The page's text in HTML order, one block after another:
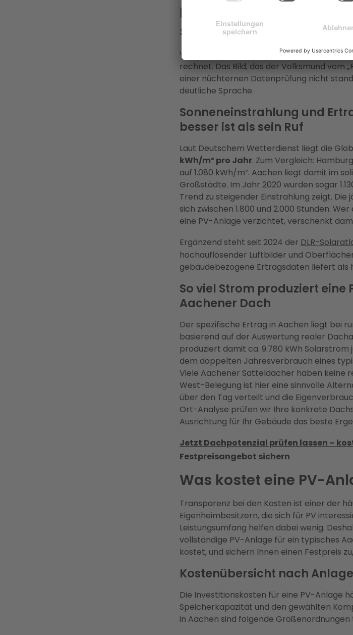
Lohnt sich Photovoltaik
sagen die Zahlen
Viele Aachener Eigenheimbesitzer
rechnet. Das Bild, das der Volksmund vom
einer nüchternen Datenprüfung nicht
deutliche Sprache.
Sonneneinstrahlung und
besser ist als sein Ruf
Laut Deutschem Wetterdienst liegt die
kWh/m² pro Jahr. Zum Vergleich:
auf 1.080 kWh/m². Aachen liegt damit im
Großstädte. Im Jahr 2020 wurden sogar
Trend zu steigender Einstrahlung zeigt.
sich zwischen 1.800 und 2.000 Stunden.
eine PV-Anlage verzichtet, verschenkt
Ergänzend steht seit 2024 der DLR-
hochauflösender Luftbilder und
gebäudebezogene Ertragsdaten liefert als
So viel Strom produziert
Aachener Dach
Der spezifische Ertrag in Aachen liegt bei
basierend auf der Auswertung realer
produziert damit ca. 9.780 kWh
dem doppelten Jahresverbrauch eines
Viele Aachener Satteldächer haben keine
West-Belegung ist hier eine sinnvolle
über den Tag verteilt und die
Ort-Analyse prüfen wir Ihre konkrete
Ausrichtung für Ihr Gebäude das beste
Jetzt Dachpotenzial prüfen lassen –
Festpreisangebot sichern
Was kostet eine PV-
Transparenz bei den Kosten ist einer der
Eigenheimbesitzern, die sich für PV
Leistungsumfang helfen dabei wenig.
vollständige PV-Anlage für ein typisches
kostet, und sichern Ihnen einen Festpreis
Kostenübersicht nach
Die Investitionskosten für eine PV-Anlage
Speicherkapazität und den gewählten
in Aachen sind folgende Größenordnungen